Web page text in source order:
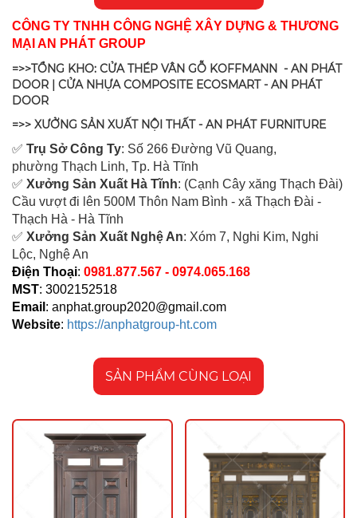
CÔNG TY TNHH CÔNG NGHỆ XÂY DỰNG & THƯƠNG
MẠI AN PHÁT GROUP
=>>TỔNG KHO: CỬA THÉP VÂN GỖ KOFFMANN - AN PHÁT
DOOR | CỬA NHỰA COMPOSITE ECOSMART - AN PHÁT
DOOR
=>> XƯỞNG SẢN XUẤT NỘI THẤT - AN PHÁT FURNITURE
✅ Trụ Sở Công Ty: Số 266 Đường Vũ Quang,
phường Thạch Linh, Tp. Hà Tĩnh
✅ Xưởng Sản Xuất Hà Tĩnh: (Cạnh Cây xăng Thạch Đài)
Cầu vượt đi lên 500M Thôn Nam Bình - xã Thạch Đài -
Thạch Hà - Hà Tĩnh
✅ Xưởng Sản Xuất Nghệ An: Xóm 7, Nghi Kim, Nghi
Lộc, Nghệ An
Điện Thoại: 0981.877.567 - 0974.065.168
MST: 3002152518
Email : anphat.group2020@gmail.com
Website: https://anphatgroup-ht.com
SẢN PHẨM CÙNG LOẠI